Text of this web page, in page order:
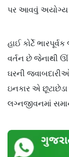
પર આવવું અયોગ્ય
હાઈ કોર્ટે
વર્તન છે જેનાથી
ઘરની
ઇનકાર એ
લગ્નજીવનમાં